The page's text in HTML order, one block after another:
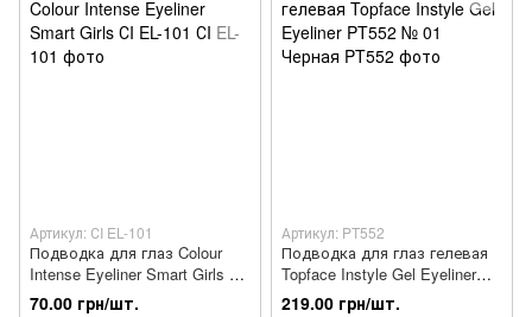
Артикул: СI EL-101
Подводка для глаз Colour
Intense Eyeliner Smart Girls СI
EL-101
70.00 грн/шт.
Артикул: PT552
Подводка для глаз гелевая
Topface Instyle Gel Eyeliner
PT552 № 01 Черная
219.00 грн/шт.